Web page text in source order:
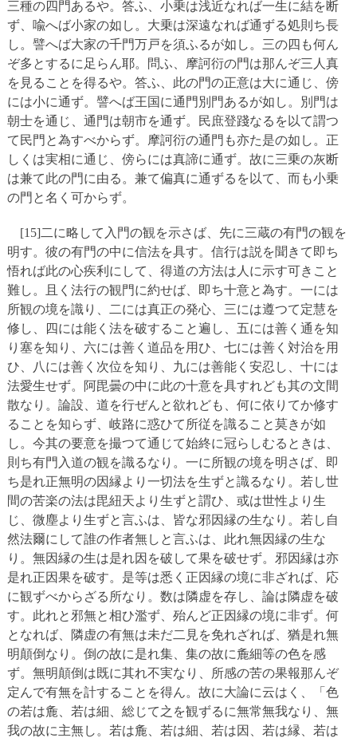
三種の四門あるや。答ふ、小乗は浅近なれば一生に結を断
ず、喩へば小家の如し。大乗は深遠なれば通ずる処則ち長
し。譬へば大家の千門万戸を須ふるが如し。三の四も何ん
ぞ多とするに足らん耶。問ふ、摩訶衍の門は那んぞ三人真
を見ることを得るや。答ふ、此の門の正意は大に通じ、傍
には小に通ず。譬へば王国に通門別門あるが如し。別門は
朝士を通じ、通門は朝市を通ず。民庶登踐なるを以て謂つ
て民門と為すべからず。摩訶衍の通門も亦た是の如し。正
しくは実相に通じ、傍らには真諦に通ず。故に三乗の灰断
は兼て此の門に由る。兼て偏真に通ずるを以て、而も小乗
の門と名く可からず。
[15]二に略して入門の観を示さば、先に三蔵の有門の観を
明す。彼の有門の中に信法を具す。信行は説を聞きて即ち
悟れば此の心疾利にして、得道の方法は人に示す可きこと
難し。且く法行の観門に約せば、即ち十意と為す。一には
所観の境を識り、二には真正の発心、三には遵つて定慧を
修し、四には能く法を破すること遍し、五には善く通を知
り塞を知り、六には善く道品を用ひ、七には善く対治を用
ひ、八には善く次位を知り、九には善能く安忍し、十には
法愛生せず。阿毘曇の中に此の十意を具すれども其の文間
散なり。論設、道を行ぜんと欲れども、何に依りてか修す
ることを知らず、岐路に惑ひて所従を識ること莫きが如
し。今其の要意を撮つて通じて始終に冠らしむるときは、
則ち有門入道の観を識るなり。一に所観の境を明さば、即
ち是れ正無明の因縁より一切法を生ずと識るなり。若し世
間の苦楽の法は毘紐天より生ずと謂ひ、或は世性より生
じ、微塵より生ずと言ふは、皆な邪因縁の生なり。若し自
然法爾にして誰の作者無しと言ふは、此れ無因縁の生な
り。無因縁の生は是れ因を破して果を破せず。邪因縁は亦
是れ正因果を破す。是等は悉く正因縁の境に非ざれば、応
に観ずべからざる所なり。数は隣虚を存し、論は隣虚を破
す。此れと邪無と相ひ濫ず、殆んど正因縁の境に非ず。何
となれば、隣虚の有無は未だ二見を免れざれば、猶是れ無
明顛倒なり。倒の故に是れ集、集の故に麁細等の色を感
ず。無明顛倒は既に其れ不実なり、所感の苦の果報那んぞ
定んで有無を計することを得ん。故に大論に云はく、「色
の若は麁、若は細、総じて之を観ずるに無常無我なり、無
我の故に主無し。若は麁、若は細、若は因、若は縁、若は